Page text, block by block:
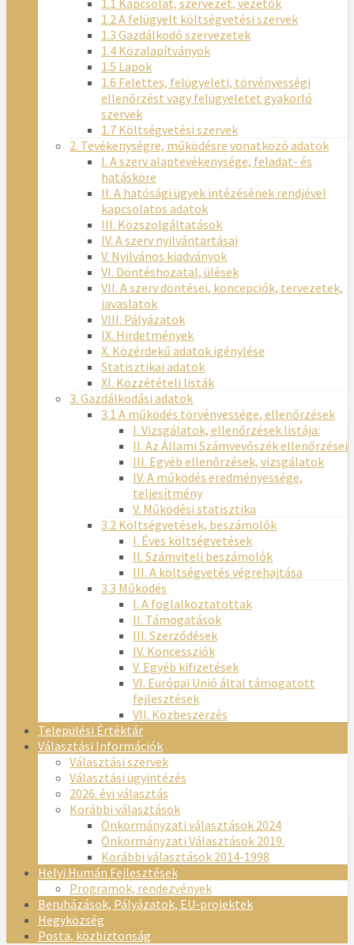
1.1 Kapcsolat, szervezet, vezetők
1.2 A felügyelt költségvetési szervek
1.3 Gazdálkodó szervezetek
1.4 Közalapítványok
1.5 Lapok
1.6 Felettes, felügyeleti, törvényességi
ellenőrzést vagy felügyeletet gyakorló
szervek
1.7 Költségvetési szervek
2. Tevékenységre, működésre vonatkozó adatok
I. A szerv alaptevékenysége, feladat- és
hatásköre
II. A hatósági ügyek intézésének rendjével
kapcsolatos adatok
III. Közszolgáltatások
IV. A szerv nyilvántartásai
V. Nyilvános kiadványok
VI. Döntéshozatal, ülések
VII. A szerv döntései, koncepciók, tervezetek,
javaslatok
VIII. Pályázatok
IX. Hirdetmények
X. Közérdekű adatok igénylése
Statisztikai adatok
XI. Közzétételi listák
3. Gazdálkodási adatok
3.1 A működés törvényessége, ellenőrzések
I. Vizsgálatok, ellenőrzések listája:
II. Az Állami Számvevőszék ellenőrzései
III. Egyéb ellenőrzések, vizsgálatok
IV. A működés eredményessége,
teljesítmény
V. Működési statisztika
3.2 Költségvetések, beszámolók
I. Éves költségvetések
II. Számviteli beszámolók
III. A költségvetés végrehajtása
3.3 Működés
I. A foglalkoztatottak
II. Támogatások
III. Szerződések
IV. Koncessziók
V. Egyéb kifizetések
VI. Európai Unió által támogatott
fejlesztések
VII. Közbeszerzés
Települési Értéktár
Választási Információk
Választási szervek
Választási ügyintézés
2026. évi választás
Korábbi választások
Önkormányzati választások 2024
Önkormányzati Választások 2019.
Korábbi választások 2014-1998
Helyi Humán Fejlesztések
Programok, rendezvények
Beruházások, Pályázatok, EU-projektek
Hegyközség
Posta, közbiztonság